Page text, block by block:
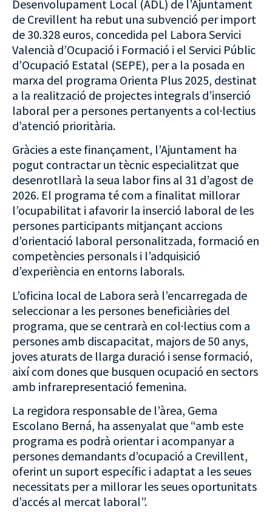
Desenvolupament Local (ADL) de l’Ajuntament
de Crevillent ha rebut una subvenció per import
de 30.328 euros, concedida pel Labora Servici
Valencià d’Ocupació i Formació i el Servici Públic
d’Ocupació Estatal (SEPE), per a la posada en
marxa del programa Orienta Plus 2025, destinat
a la realització de projectes integrals d’inserció
laboral per a persones pertanyents a col·lectius
d’atenció prioritària.
Gràcies a este finançament, l’Ajuntament ha
pogut contractar un tècnic especialitzat que
desenrotllarà la seua labor fins al 31 d’agost de
2026. El programa té com a finalitat millorar
l’ocupabilitat i afavorir la inserció laboral de les
persones participants mitjançant accions
d’orientació laboral personalitzada, formació en
competències personals i l’adquisició
d’experiència en entorns laborals.
L’oficina local de Labora serà l’encarregada de
seleccionar a les persones beneficiàries del
programa, que se centrarà en col·lectius com a
persones amb discapacitat, majors de 50 anys,
joves aturats de llarga duració i sense formació,
així com dones que busquen ocupació en sectors
amb infrarepresentació femenina.
La regidora responsable de l’àrea, Gema
Escolano Berná, ha assenyalat que “amb este
programa es podrà orientar i acompanyar a
persones demandants d’ocupació a Crevillent,
oferint un suport específic i adaptat a les seues
necessitats per a millorar les seues oportunitats
d’accés al mercat laboral”.